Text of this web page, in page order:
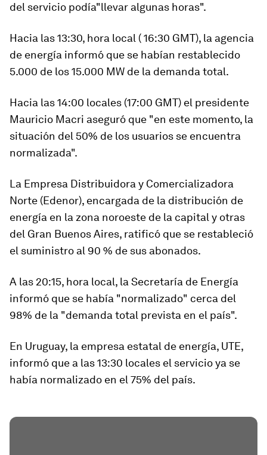
del servicio podía"llevar algunas horas".
Hacia las 13:30, hora local ( 16:30 GMT), la agencia
de energía informó que se habían restablecido
5.000 de los 15.000 MW de la demanda total.
Hacia las 14:00 locales (17:00 GMT) el presidente
Mauricio Macri aseguró que "en este momento, la
situación del 50% de los usuarios se encuentra
normalizada".
La Empresa Distribuidora y Comercializadora
Norte (Edenor), encargada de la distribución de
energía en la zona noroeste de la capital y otras
del Gran Buenos Aires, ratificó que se restableció
el suministro al 90 % de sus abonados.
A las 20:15, hora local, la Secretaría de Energía
informó que se había "normalizado" cerca del
98% de la "demanda total prevista en el país".
En Uruguay, la empresa estatal de energía, UTE,
informó que a las 13:30 locales el servicio ya se
había normalizado en el 75% del país.